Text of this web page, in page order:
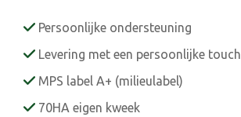
Persoonlijke ondersteuning
Levering met een persoonlijke touch
MPS label A+ (milieulabel)
70HA eigen kweek